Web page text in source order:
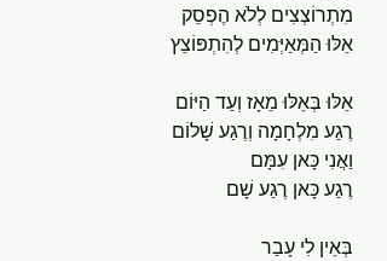
מִתְרוֹצְצִים לְלֹא הֶפְסֵק
אֵלּוּ הַמְּאַיְּמִים לְהִתְפּוֹצֵץ
אֵלּוּ בְּאֵלּוּ מֵאָז וְעַד הַיּוֹם
רֶגַע מִלְחָמָה וְרֶגַע שָׁלוֹם
וַאֲנִי כָּאן עִמָּם
רֶגַע כָּאן רֶגַע שָׁם
בְּאֵין לִי עָבַר